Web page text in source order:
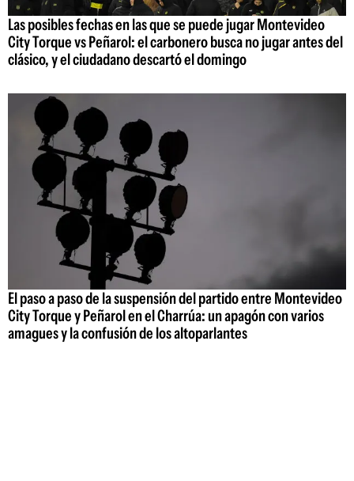
Las posibles fechas en las que se puede jugar Montevideo
City Torque vs Peñarol: el carbonero busca no jugar antes del
clásico, y el ciudadano descartó el domingo
El paso a paso de la suspensión del partido entre Montevideo
City Torque y Peñarol en el Charrúa: un apagón con varios
amagues y la confusión de los altoparlantes